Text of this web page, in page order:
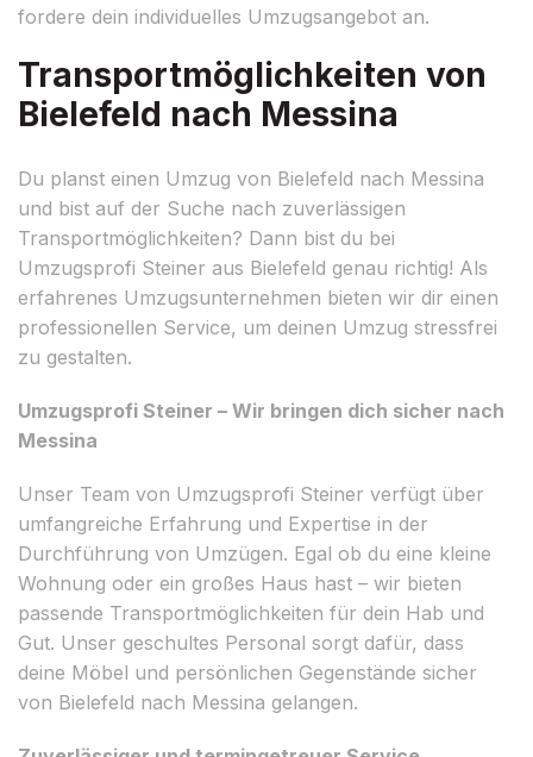
fordere dein individuelles Umzugsangebot an.
Transportmöglichkeiten von
Bielefeld nach Messina
Du planst einen Umzug von Bielefeld nach Messina
und bist auf der Suche nach zuverlässigen
Transportmöglichkeiten? Dann bist du bei
Umzugsprofi Steiner aus Bielefeld genau richtig! Als
erfahrenes Umzugsunternehmen bieten wir dir einen
professionellen Service, um deinen Umzug stressfrei
zu gestalten.
Umzugsprofi Steiner – Wir bringen dich sicher nach
Messina
Unser Team von Umzugsprofi Steiner verfügt über
umfangreiche Erfahrung und Expertise in der
Durchführung von Umzügen. Egal ob du eine kleine
Wohnung oder ein großes Haus hast – wir bieten
passende Transportmöglichkeiten für dein Hab und
Gut. Unser geschultes Personal sorgt dafür, dass
deine Möbel und persönlichen Gegenstände sicher
von Bielefeld nach Messina gelangen.